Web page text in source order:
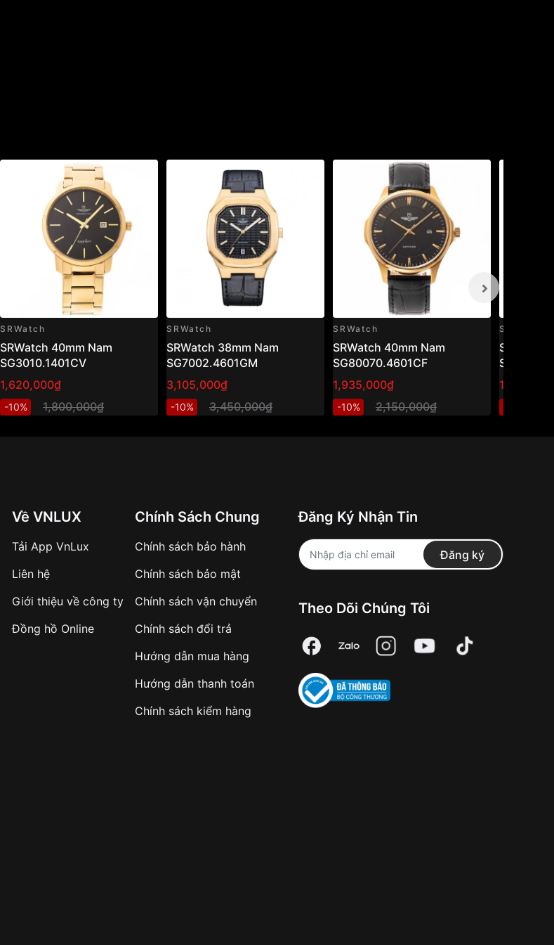
SRWatch
SRWatch 40mm Nam
SG3010.1401CV
1,620,000₫
-10% 1,800,000₫
SRWatch
SRWatch 38mm Nam
SG7002.4601GM
3,105,000₫
-10% 3,450,000₫
SRWatch
SRWatch 40mm Nam
SG80070.4601CF
1,935,000₫
-10% 2,150,000₫
SRWatch
SRwatch
Về VNLUX
Tải App VnLux
Liên hệ
Giới thiệu về công ty
Đồng hồ Online
Chính Sách Chung
Chính sách bảo hành
Chính sách bảo mật
Chính sách vận chuyển
Chính sách đổi trả
Hướng dẫn mua hàng
Hướng dẫn thanh toán
Chính sách kiểm hàng
Đăng Ký Nhận Tin
Đăng ký
Theo Dõi Chúng Tôi